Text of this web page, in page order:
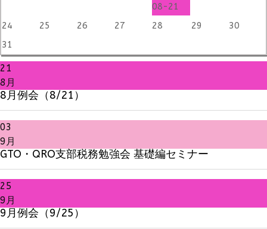
08-21
24 25 26 27 28 29
30
31
21
8月
8月例会（8/21）
03
9月
GTO・QRO支部税務勉強会 基礎編セミナー
25
9月
9月例会（9/25）